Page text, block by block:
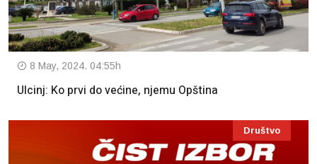
8 May, 2024. 04:55h
Ulcinj: Ko prvi do većine, njemu Opština
Društvo